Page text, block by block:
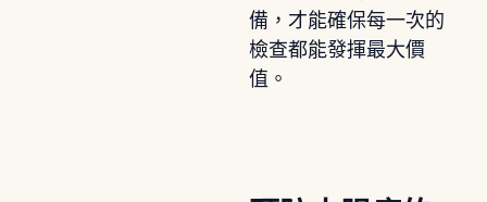
備，才能確保每一次的
檢查都能發揮最大價
值。